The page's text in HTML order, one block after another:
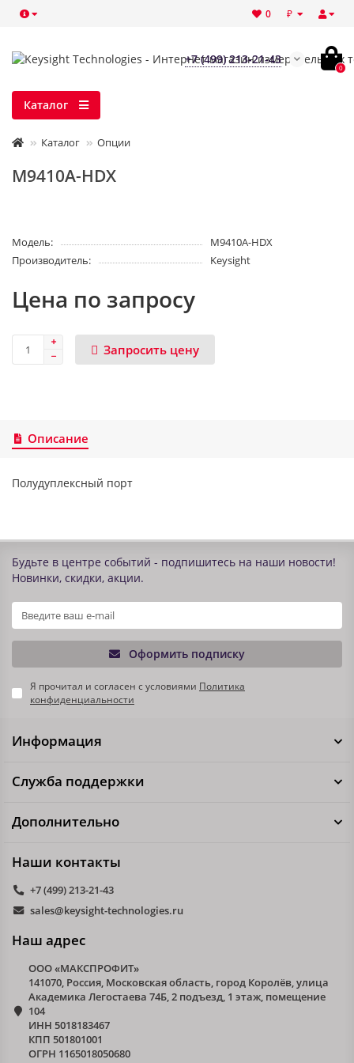
₽
0
+7 (499) 213-21-43
0
Каталог
Каталог Опции
M9410A-HDX
Модель:
M9410A-HDX
Производитель:
Keysight
Цена по запросу
Запросить цену
Описание
Полудуплексный порт
Будьте в центре событий - подпишитесь на наши новости!
Новинки, скидки, акции.
Оформить подписку
Я прочитал и согласен с условиями Политика
конфиденциальности
Информация
Служба поддержки
Дополнительно
Наши контакты
+7 (499) 213-21-43
sales@keysight-technologies.ru
Наш адрес
ООО «МАКСПРОФИТ»
141070, Россия, Московская область, город Королёв, улица
Академика Легостаева 74Б, 2 подъезд, 1 этаж, помещение
104
ИНН 5018183467
КПП 501801001
ОГРН 1165018050680